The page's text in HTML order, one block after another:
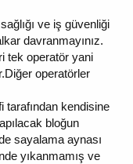
ve iş güvenliği
davranmayınız.
tek operatör yani
operatörler
kendisine
bloğun
sayalama aynası
yıkanmamış ve